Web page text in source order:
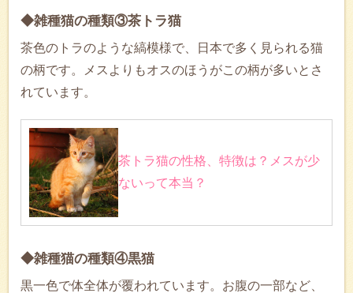
◆雑種猫の種類③茶トラ猫
茶色のトラのような縞模様で、日本で多く見られる猫
の柄です。メスよりもオスのほうがこの柄が多いとさ
れています。
茶トラ猫の性格、特徴は？メスが少
ないって本当？
◆雑種猫の種類④黒猫
黒一色で体全体が覆われています。お腹の一部など、